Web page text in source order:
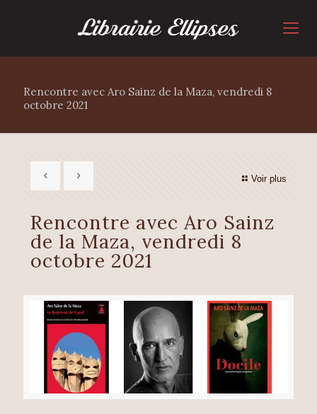
Rencontre avec Aro Sainz de la Maza, vendredi 8
octobre 2021
Voir plus
Rencontre avec Aro Sainz
de la Maza, vendredi 8
octobre 2021